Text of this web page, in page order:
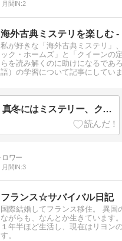
月間IN:2
私が好きな「海外古典ミステリ」
ック・ホームズ」と「クイーンの
らを読み解くのに助けになるであ
語）の学習について記事にしていま
【2022年版】真冬にはミステリー、クリスマスにはクリスティーを
月間IN:3
フランス☆サバイバル日記
国際結婚してフランス移住。 異国
ながらも、なんとか生きています
１年半ほど生活し、現在はリヨン
す。